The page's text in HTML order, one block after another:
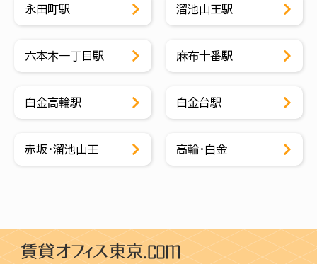
永田町駅 溜池山王駅
六本木一丁目駅 麻布十番駅
白金高輪駅 白金台駅
赤坂・溜池山王 高輪・白金